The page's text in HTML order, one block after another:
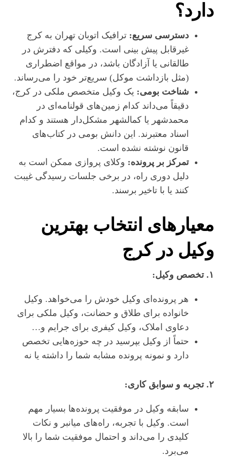
دارد؟
دسترسی سریع: ترافیک اتوبان تهران به کرج
غیرقابل پیش‌ بینی است. وکیلی که دفترش در
طالقانی یا آزادگان باشد، در مواقع اضطراری
(مثل بازداشت موکل) سریع‌تر خود را می‌رساند.
شناخت بومی: یک وکیل متخصص ملکی در کرج،
دقیقاً می‌داند کدام زمین‌های قولنامه‌ای در
محمدشهر یا کمالشهر مشکل‌دار هستند و کدام
اسناد معتبرند. این دانش بومی در کتاب‌های
قانون نوشته نشده است.
تمرکز بر پرونده: وکلای پروازی ممکن است به
دلیل دوری راه، در برخی جلسات رسیدگی غیبت
کنند یا با تاخیر برسند.
معیارهای انتخاب بهترین
وکیل در کرج
۱. تخصص وکیل:
هر پرونده‌ای وکیل خودش را می‌خواهد. وکیل
خانواده برای طلاق و حضانت، وکیل ملکی برای
دعاوی املاک، وکیل کیفری برای جرایم و…
حتماً از وکیل بپرسید در چه حوزه‌هایی تخصص
دارد و نمونه پرونده مشابه شما را داشته یا نه
۲. تجربه و سوابق کاری:
سابقه وکیل در موفقیت پرونده‌ها بسیار مهم
است. وکیل با تجربه، راه‌های میانبر و نکات
کلیدی را می‌داند و احتمال موفقیت شما را بالا
می‌برد.